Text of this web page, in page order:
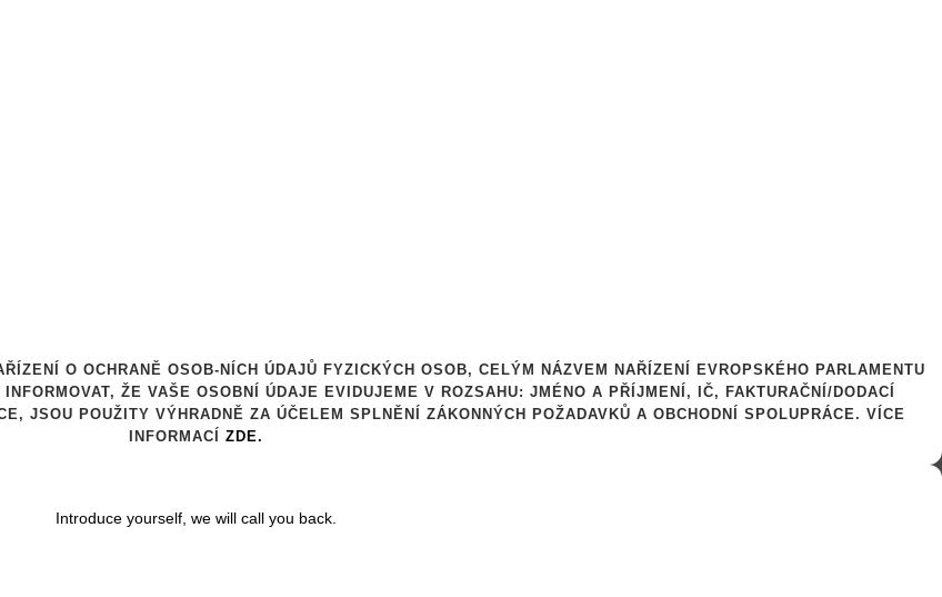
O OCHRANĚ OSOB-NÍCH ÚDAJŮ FYZICKÝCH OSOB, CELÝM NÁZVEM NAŘÍZENÍ EVROPSKÉHO PARLAMENTU
ŽE VAŠE OSOBNÍ ÚDAJE EVIDUJEME V ROZSAHU: JMÉNO A PŘÍJMENÍ, IČ, FAKTURAČNÍ/DODACÍ
JSOU POUŽITY VÝHRADNĚ ZA ÚČELEM SPLNĚNÍ ZÁKONNÝCH POŽADAVKŮ A OBCHODNÍ SPOLUPRÁCE. VÍCE
INFORMACÍ ZDE.
Introduce yourself, we will call you back.